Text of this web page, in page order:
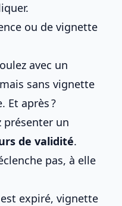
ou de vignette
avec un
sans vignette
Et après ?
présenter un
de validité.
pas, à elle
expiré, vignette